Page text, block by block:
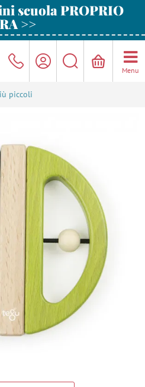
scuola PROPRIO
>>
Menu
piccoli